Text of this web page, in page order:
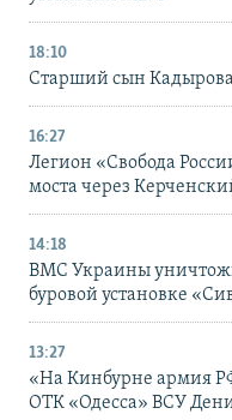
18:10
Старший сын
16:27
Легион «Свобода
моста через
14:18
ВМС Украины
буровой установке
13:27
«На Кинбурне армия
ОТК «Одесса» ВСУ